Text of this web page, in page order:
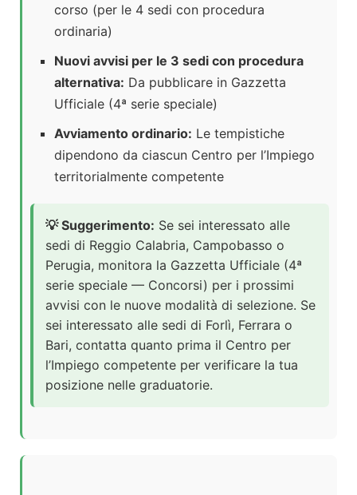
corso (per le 4 sedi con procedura
ordinaria)
Nuovi avvisi per le 3 sedi con procedura
alternativa: Da pubblicare in Gazzetta
Ufficiale (4ª serie speciale)
Avviamento ordinario: Le tempistiche
dipendono da ciascun Centro per l’Impiego
territorialmente competente
💡 Suggerimento: Se sei interessato alle
sedi di Reggio Calabria, Campobasso o
Perugia, monitora la Gazzetta Ufficiale (4ª
serie speciale — Concorsi) per i prossimi
avvisi con le nuove modalità di selezione. Se
sei interessato alle sedi di Forlì, Ferrara o
Bari, contatta quanto prima il Centro per
l’Impiego competente per verificare la tua
posizione nelle graduatorie.